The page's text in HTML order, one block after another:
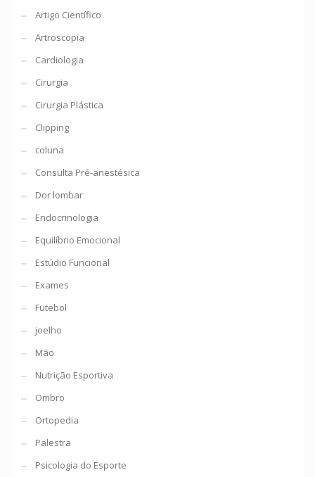
Artigo Científico
Artroscopia
Cardiologia
Cirurgia
Cirurgia Plástica
Clipping
coluna
Consulta Pré-anestésica
Dor lombar
Endocrinologia
Equilíbrio Emocional
Estúdio Funcional
Exames
Futebol
joelho
Mão
Nutrição Esportiva
Ombro
Ortopedia
Palestra
Psicologia do Esporte